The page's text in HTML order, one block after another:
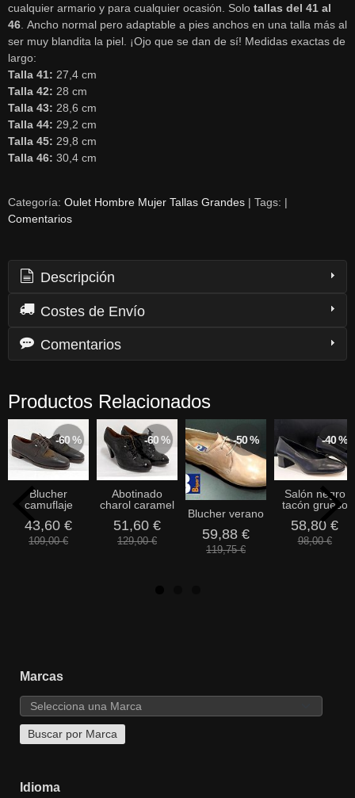
Marcas
Idioma
cualquier armario y para cualquier ocasión. Solo tallas del 41 al
46 . Ancho normal pero adaptable a pies anchos en una talla más al
ser muy blandita la piel. ¡Ojo que se dan de sí! Medidas exactas de
largo:
Talla 41: 27,4 cm
Talla 42: 28 cm
Talla 43: 28,6 cm
Talla 44: 29,2 cm
Talla 45: 29,8 cm
Talla 46: 30,4 cm
Categoría: Oulet Hombre Mujer Tallas Grandes | Tags: |
Comentarios
Descripción
Costes de Envío
Comentarios
Productos Relacionados
-60 %
Blucher
camuflaje
43,60 €
109,00 €
-60 %
Abotinado
charol caramel
51,60 €
129,00 €
-50 %
Blucher verano
59,88 €
119,75 €
-40 %
Salón negro
tacón grueso
58,80 €
98,00 €